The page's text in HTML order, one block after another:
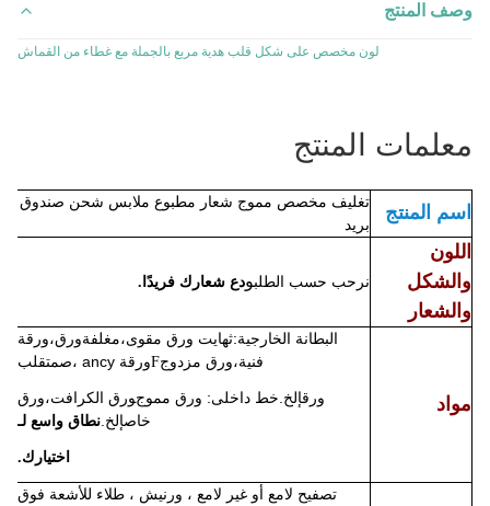
وصف المنتج
لون مخصص على شكل قلب هدية مربع بالجملة مع غطاء من القماش
معلمات المنتج
اسم المنتج
تغليف مخصص مموج شعار مطبوع ملابس شحن صندوق
بريد
اللون
والشكل
والشعار
نرحب حسب الطلبودع شعارك فريدًا.
مواد
البطانة الخارجية:ثهايت ورق مقوى،مغلفةورق،ورقة
فنية،ورق مزدوجFورقة ancy ، صمتقلب
ورقإلخ خط داخلى: ورق مموجورق الكرافت،ورق
خاصإلخ نطاق واسع لـ
اختيارك.
تصفيح لامع أو غير لامع ، ورنيش ، طلاء للأشعة فوق